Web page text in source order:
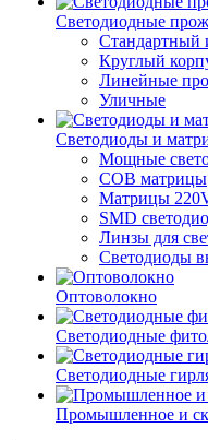
Светодиодные
Стандартный
Круглый
Линейные
Уличные
Светодиоды и
Мощные
COB матрицы
Матрицы
SMD
Линзы для
Светодиоды
Оптоволокно
Светодиодные
Светодиодные
Промышленное и